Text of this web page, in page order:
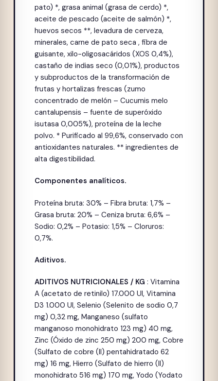
pato) *, grasa animal (grasa de cerdo) *,
aceite de pescado (aceite de salmón) *,
huevos secos **, levadura de cerveza,
minerales, carne de pato seca , fibra de
guisante, xilo-oligosacáridos (XOS 0,4%),
castaño de indias seco (0,01%), productos
y subproductos de la transformación de
frutas y hortalizas frescas (zumo
concentrado de melón – Cucumis melo
cantalupensis – fuente de superóxido
isutasa 0,005%), proteína de la leche
polvo. * Purificado al 99,6%, conservado con
antioxidantes naturales. ** ingredientes de
alta digestibilidad.
Componentes analíticos.
Proteína bruta: 30% – Fibra bruta: 1,7% –
Grasa bruta: 20% – Ceniza bruta: 6,6% –
Sodio: 0,2% – Potasio: 1,5% – Cloruros:
0,7%.
Aditivos.
ADITIVOS NUTRICIONALES / KG : Vitamina
A (acetato de retinilo) 17.000 UI, Vitamina
D3 1.000 UI, Selenio (Selenito de sodio 0,7
mg) 0,32 mg, Manganeso (sulfato
manganoso monohidrato 123 mg) 40 mg,
Zinc (Óxido de zinc 250 mg) 200 mg, Cobre
(Sulfato de cobre (II) pentahidratado 62
mg) 16 mg, Hierro (Sulfato de hierro (II)
monohidrato 516 mg) 170 mg, Yodo (Yodato